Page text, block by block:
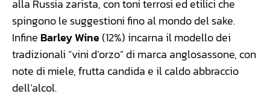
alla Russia zarista, con toni terrosi ed etilici che
spingono le suggestioni fino al mondo del sake.
Infine Barley Wine(12%) incarna il modello dei
tradizionali “vini d’orzo” di marca anglosassone, con
note di miele, frutta candida e il caldo abbraccio
dell’alcol.